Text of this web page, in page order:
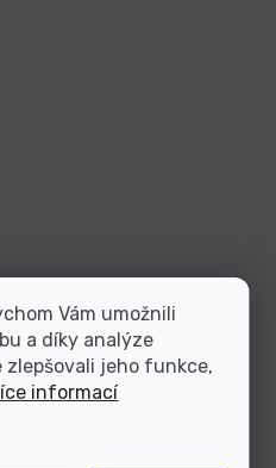
Vám umožnili
a díky analýze
jeho funkce,
informací